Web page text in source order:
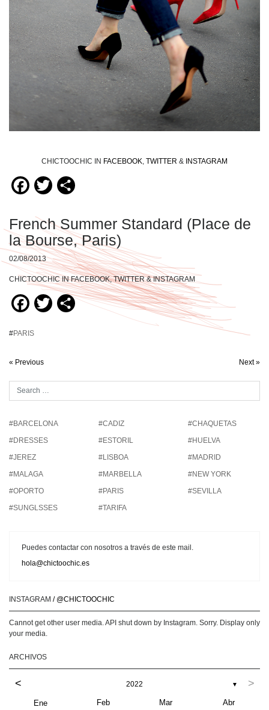
CHICTOOCHIC IN FACEBOOK, TWITTER & INSTAGRAM
Facebook
Twitter
French Summer Standard (Place de
la Bourse, Paris)
02/08/2013
CHICTOOCHIC IN FACEBOOK, TWITTER & INSTAGRAM
Facebook
TwitterCompartir
#PARIS
« Previous Next »
#BARCELONA #CADIZ
#CHAQUETAS
#DRESSES
#ESTORIL
#HUELVA
#JEREZ
#LISBOA
#MADRID
#MALAGA
#MARBELLA
#NEW YORK
#OPORTO
#PARIS
#SEVILLA
#SUNGLSSES
#TARIFA
Puedes contactar con nosotros a través de este mail.
hola@chictoochic.es
INSTAGRAM / @CHICTOOCHIC
Cannot get other user media. API shut down by Instagram. Sorry. Display only
your media.
ARCHIVOS
< 2022 ▼ >
Ene Feb Mar Abr